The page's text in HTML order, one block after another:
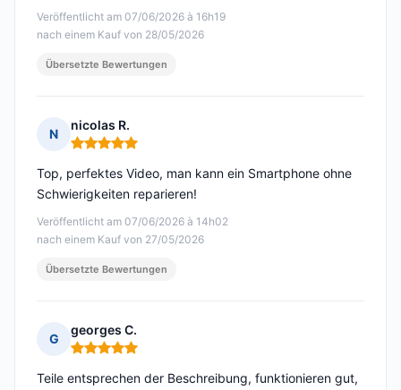
Veröffentlicht am 07/06/2026 à 16h19
nach einem Kauf von 28/05/2026
Übersetzte Bewertungen
N
nicolas R.
Hinweis: 5 von 5
Veröffentlicht am 07/06/2026 à 14h02
nach einem Kauf von 27/05/2026
Top, perfektes Video, man kann ein Smartphone ohne
Schwierigkeiten reparieren!
Übersetzte Bewertungen
G
georges C.
Hinweis: 5 von 5
Teile entsprechen der Beschreibung, funktionieren gut,